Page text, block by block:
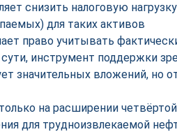
снизить налоговую
для таких активов
право учитывать
инструмент поддержки
значительных вложений, но
на расширении четвёртой
для трудноизвлекаемой